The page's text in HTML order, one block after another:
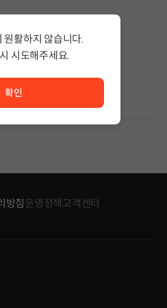
거나 필터조건을 변경하세요.
방침 운영정책고객센터
원활하지 않습니다.
시도해주세요.
확인